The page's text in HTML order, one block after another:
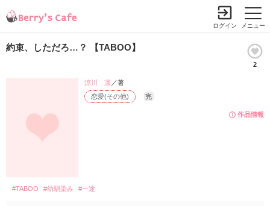
メニュー
ログイン
約束、しただろ…？ 【TABOO】
2
作品情報
恋愛(その他) 完
涼川 凛／著
#TABOO #幼馴染み #一途